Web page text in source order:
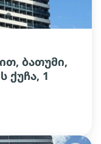
lens
ბათუმი,
ქუჩა, 1